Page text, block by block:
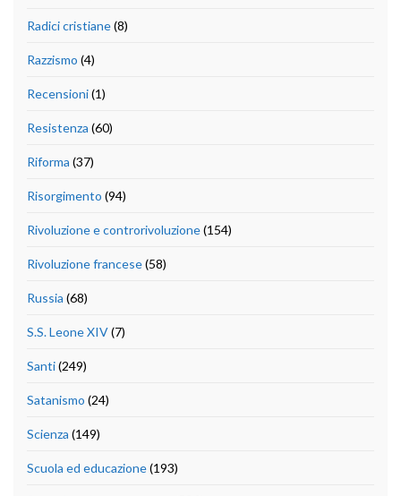
Radici cristiane(8)
Razzismo (4)
Recensioni(1)
Resistenza (60)
Riforma (37)
Risorgimento (94)
Rivoluzione e controrivoluzione(154)
Rivoluzione francese(58)
Russia (68)
S.S. Leone XIV(7)
Santi(249)
Satanismo (24)
Scienza (149)
Scuola ed educazione(193)